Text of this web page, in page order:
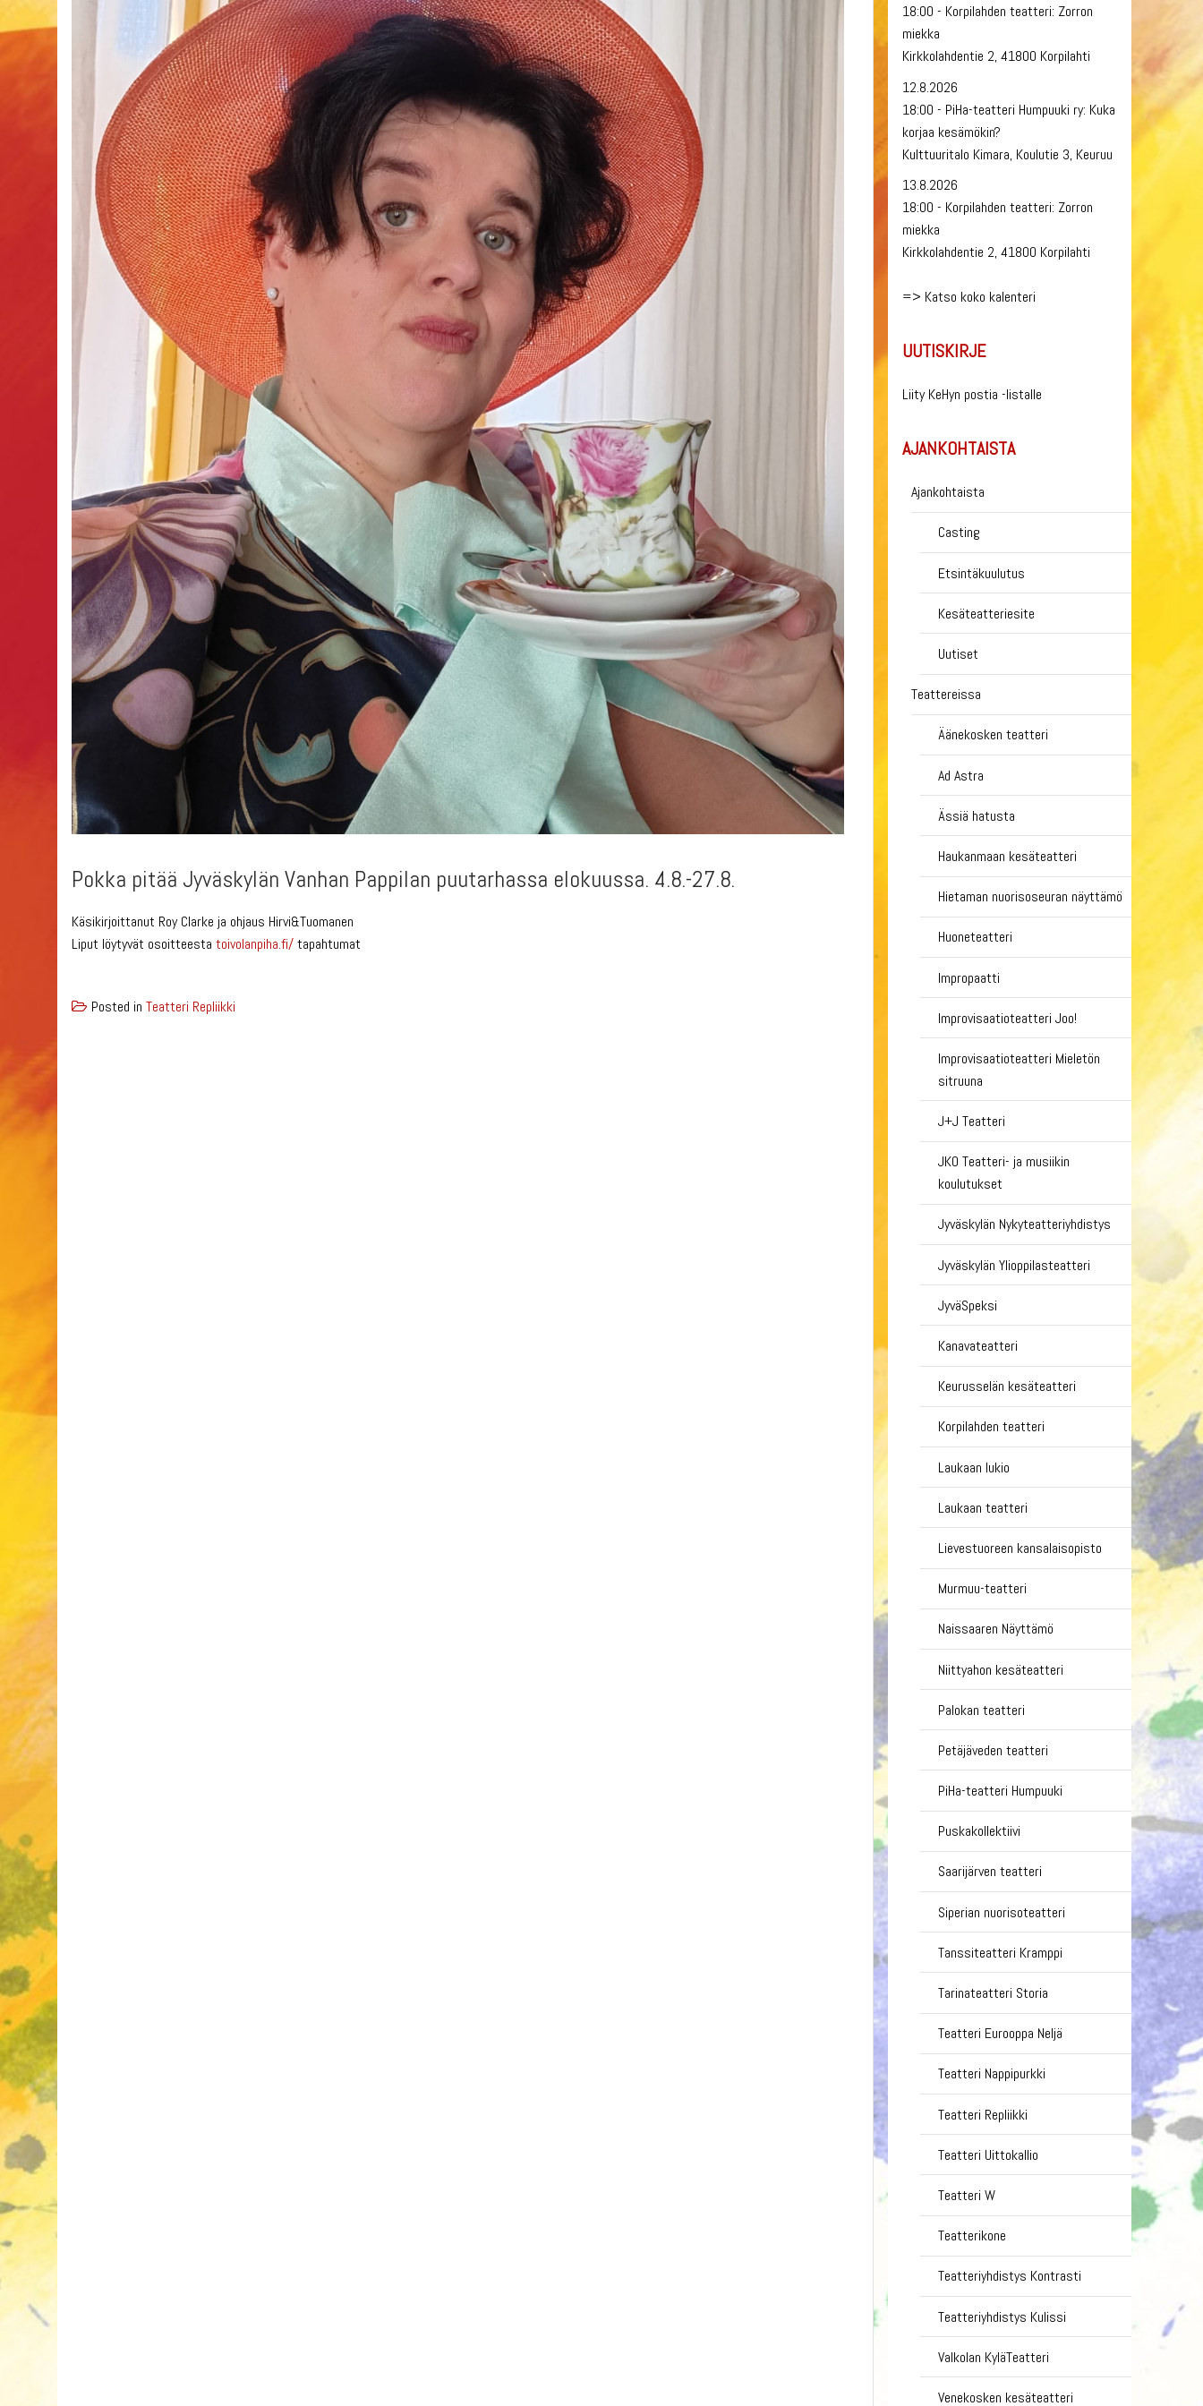
Pokka pitää Jyväskylän Vanhan Pappilan puutarhassa elokuussa. 4.8.-27.8.
Käsikirjoittanut Roy Clarke ja ohjaus Hirvi&Tuomanen
Liput löytyvät osoitteesta toivolanpiha.fi/tapahtumat
Posted in Teatteri Repliikki
18:00 - Korpilahden teatteri: Zorron
miekka
Kirkkolahdentie 2, 41800 Korpilahti
12.8.2026
18:00 - PiHa-teatteri Humpuuki ry: Kuka
korjaa kesämökin?
Kulttuuritalo Kimara, Koulutie 3, Keuruu
13.8.2026
18:00 - Korpilahden teatteri: Zorron
miekka
Kirkkolahdentie 2, 41800 Korpilahti
=> Katso koko kalenteri
UUTISKIRJE
Liity KeHyn postia -listalle
AJANKOHTAISTA
Ajankohtaista
Casting
Etsintäkuulutus
Kesäteatteriesite
Uutiset
Teattereissa
Äänekosken teatteri
Ad Astra
Ässiä hatusta
Haukanmaan kesäteatteri
Hietaman nuorisoseuran näyttämö
Huoneteatteri
Impropaatti
Improvisaatioteatteri Joo!
Improvisaatioteatteri Mieletön
sitruuna
J+J Teatteri
JKO Teatteri- ja musiikin
koulutukset
Jyväskylän Nykyteatteriyhdistys
Jyväskylän Ylioppilasteatteri
JyväSpeksi
Kanavateatteri
Keurusselän kesäteatteri
Korpilahden teatteri
Laukaan lukio
Laukaan teatteri
Lievestuoreen kansalaisopisto
Murmuu-teatteri
Naissaaren Näyttämö
Niittyahon kesäteatteri
Palokan teatteri
Petäjäveden teatteri
PiHa-teatteri Humpuuki
Puskakollektiivi
Saarijärven teatteri
Siperian nuorisoteatteri
Tanssiteatteri Kramppi
Tarinateatteri Storia
Teatteri Eurooppa Neljä
Teatteri Nappipurkki
Teatteri Repliikki
Teatteri Uittokallio
Teatteri W
Teatterikone
Teatteriyhdistys Kontrasti
Teatteriyhdistys Kulissi
Valkolan KyläTeatteri
Venekosken kesäteatteri